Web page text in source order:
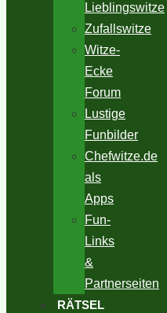
Lieblingswitze
Zufallswitze
Witze-
Ecke
Forum
Lustige
Funbilder
Chefwitze.de
als
Apps
Fun-
Links
&
Partnerseiten
RÄTSEL